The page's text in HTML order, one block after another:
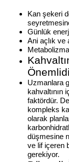
Kan şekeri
Günlük
Ani açlık ve
Uzmanlara
kahvaltının
faktördür.
kompleks
olarak
düşmesine
ve lif içeren
gerekiyor.